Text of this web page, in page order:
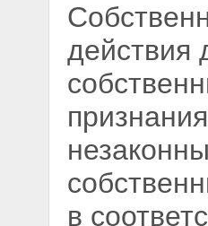
в